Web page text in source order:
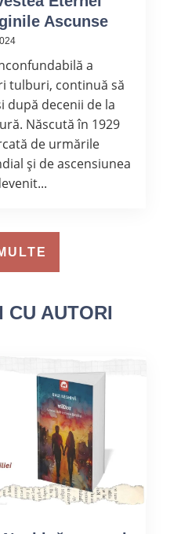
Ascunse
a
tulburi, continuă să
după decenii de la
Născută în 1929
de urmările
și de ascensiunea
CU AUTORI